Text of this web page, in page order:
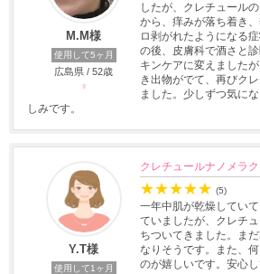
M.M様
使用して5ヶ月
広島県 / 52歳
♀
したが、クレチュール
から、痒みが落ち着き
ロ剥がれたようになる
の後、皮膚科で酒さと
キンケアに変えました
き出物がでて、再びク
ました。少しずつ気に
しみです。
Y.T様
使用して1ヶ月
クレチュールナノメラ
★★★★★ (5)
一年中肌が乾燥してい
ていましたが、クレチ
ちついてきました。ま
なりそうです。また、
のが嬉しいです。安心